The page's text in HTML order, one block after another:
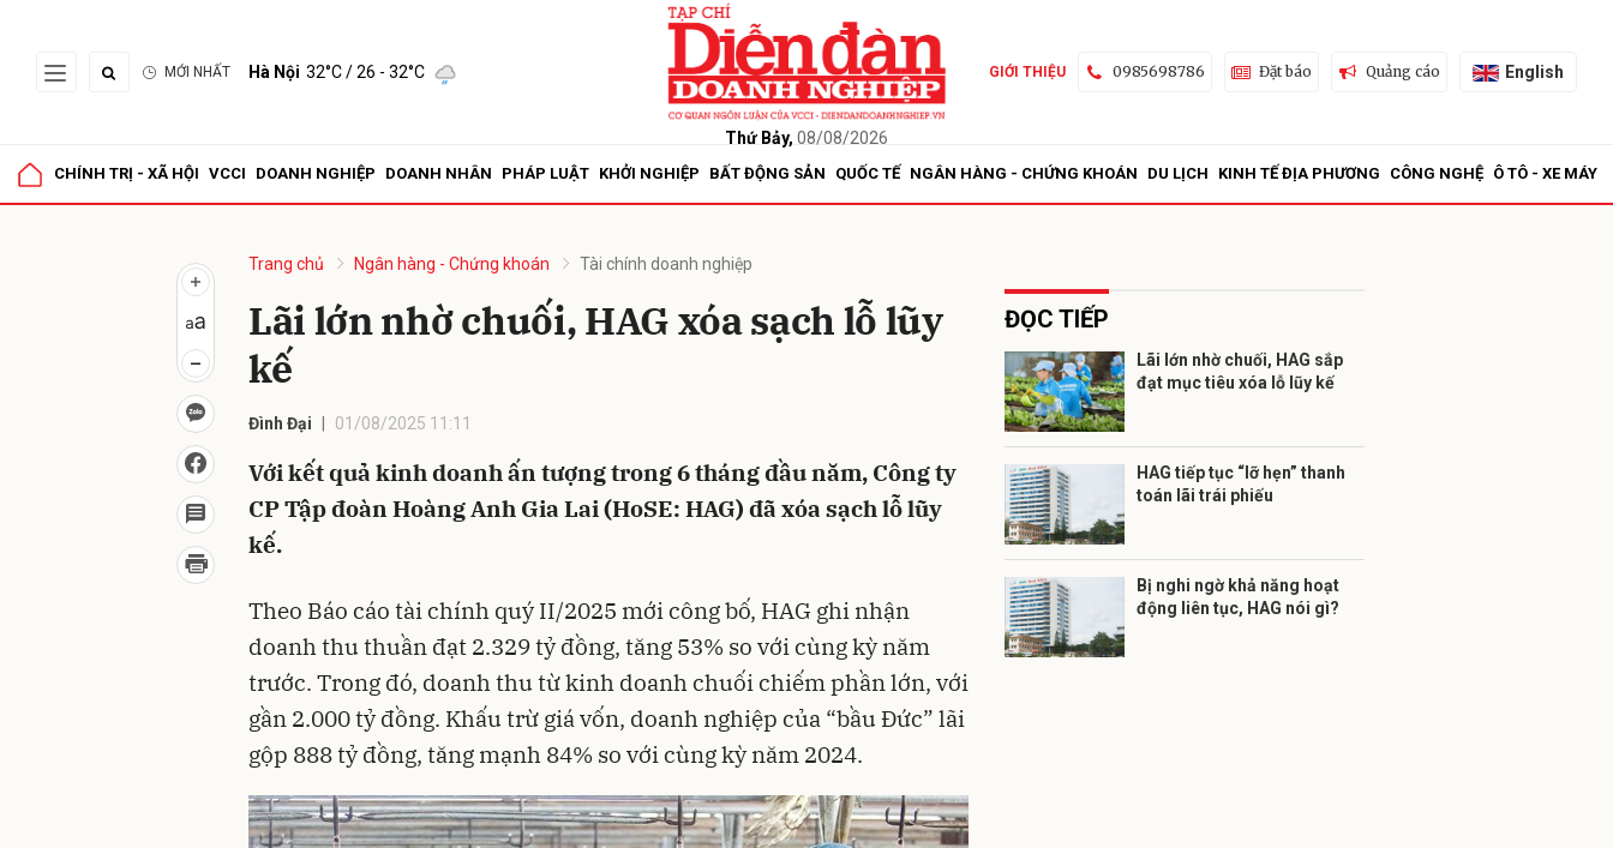
MỚI NHẤT Hà Nội 32°C/ 26 - 32°C
Thứ Bảy, 08/08/2026
GIỚI THIỆU 0985698786 Đặt báo Quảng cáo English
CHÍNH TRỊ - XÃ HỘI VCCI DOANH NGHIỆP DOANH NHÂN PHÁP LUẬT KHỞI NGHIỆP BẤT ĐỘNG SẢN QUỐC TẾ NGÂN HÀNG - CHỨNG KHOÁN DU LỊCH KINH TẾ ĐỊA PHƯƠNG CÔNG NGHỆ Ô TÔ - XE MÁY
Trang chủ Ngân hàng - Chứng khoán Tài chính doanh nghiệp
Lãi lớn nhờ chuối, HAG xóa sạch lỗ lũy
kế
Đình Đại 01/08/2025 11:11
Với kết quả kinh doanh ấn tượng trong 6 tháng đầu năm, Công ty
CP Tập đoàn Hoàng Anh Gia Lai (HoSE: HAG) đã xóa sạch lỗ lũy
kế.
Theo Báo cáo tài chính quý II/2025 mới công bố, HAG ghi nhận
doanh thu thuần đạt 2.329 tỷ đồng, tăng 53% so với cùng kỳ năm
trước. Trong đó, doanh thu từ kinh doanh chuối chiếm phần lớn, với
gần 2.000 tỷ đồng. Khấu trừ giá vốn, doanh nghiệp của “bầu Đức” lãi
gộp 888 tỷ đồng, tăng mạnh 84% so với cùng kỳ năm 2024.
ĐỌC TIẾP
Lãi lớn nhờ chuối, HAG sắp
đạt mục tiêu xóa lỗ lũy kế
HAG tiếp tục “lỡ hẹn” thanh
toán lãi trái phiếu
Bị nghi ngờ khả năng hoạt
động liên tục, HAG nói gì?
Gửi